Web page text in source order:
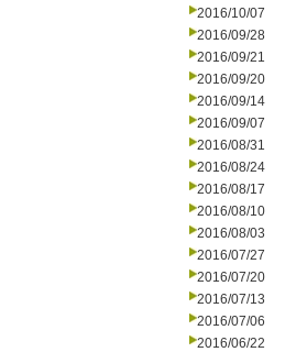
2016/10/07
2016/09/28
2016/09/21
2016/09/20
2016/09/14
2016/09/07
2016/08/31
2016/08/24
2016/08/17
2016/08/10
2016/08/03
2016/07/27
2016/07/20
2016/07/13
2016/07/06
2016/06/22